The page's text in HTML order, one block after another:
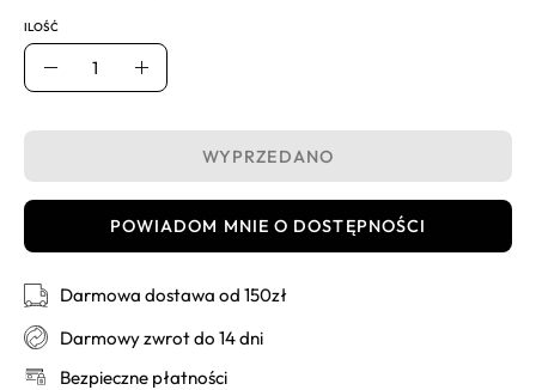
ILOŚĆ
Ilość
Dodaj
WYPRZEDANO
POWIADOM MNIE O DOSTĘPNOŚCI
Darmowa dostawa od 150zł
Darmowy zwrot do 14 dni
Bezpieczne płatności